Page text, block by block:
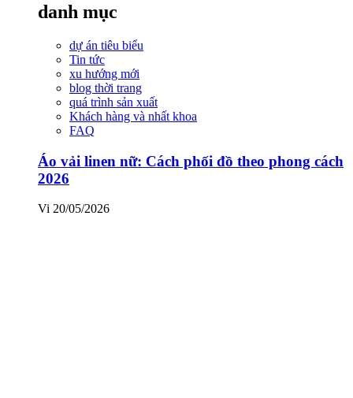
danh mục
dự án tiêu biểu
Tin tức
xu hướng mới
blog thời trang
quá trình sản xuất
Khách hàng và nhất khoa
FAQ
Áo vải linen nữ: Cách phối đồ theo phong cách
2026
Vi 20/05/2026